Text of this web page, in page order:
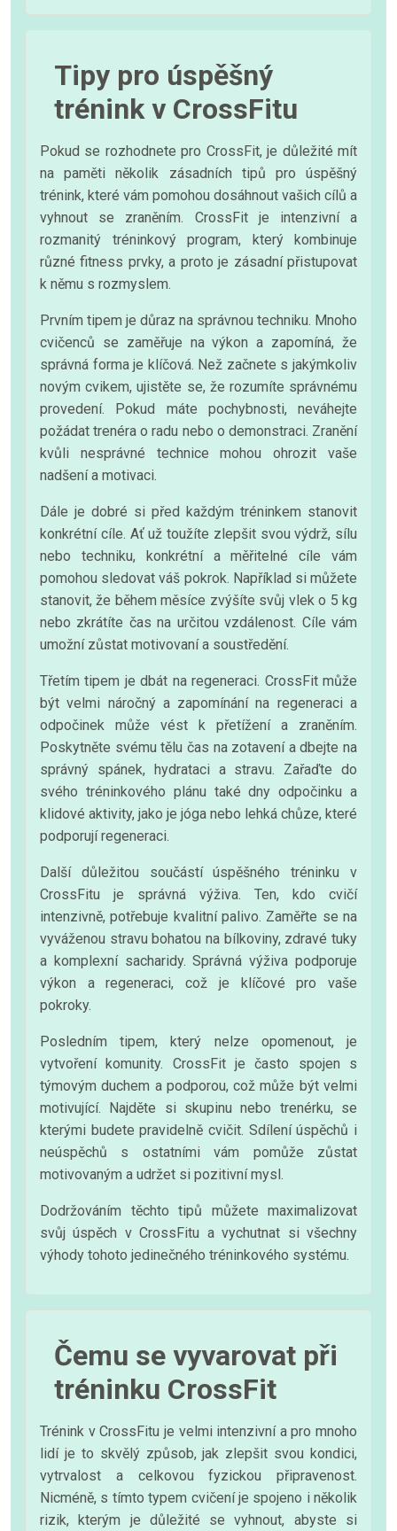
Tipy pro úspěšný
trénink v CrossFitu
Pokud se rozhodnete pro CrossFit, je důležité mít
na paměti několik zásadních tipů pro úspěšný
trénink, které vám pomohou dosáhnout vašich cílů a
vyhnout se zraněním. CrossFit je intenzivní a
rozmanitý tréninkový program, který kombinuje
různé fitness prvky, a proto je zásadní přistupovat
k němu s rozmyslem.
Prvním tipem je důraz na správnou techniku. Mnoho
cvičenců se zaměřuje na výkon a zapomíná, že
správná forma je klíčová. Než začnete s jakýmkoliv
novým cvikem, ujistěte se, že rozumíte správnému
provedení. Pokud máte pochybnosti, neváhejte
požádat trenéra o radu nebo o demonstraci. Zranění
kvůli nesprávné technice mohou ohrozit vaše
nadšení a motivaci.
Dále je dobré si před každým tréninkem stanovit
konkrétní cíle. Ať už toužíte zlepšit svou výdrž, sílu
nebo techniku, konkrétní a měřitelné cíle vám
pomohou sledovat váš pokrok. Například si můžete
stanovit, že během měsíce zvýšíte svůj vlek o 5 kg
nebo zkrátíte čas na určitou vzdálenost. Cíle vám
umožní zůstat motivovaní a soustředění.
Třetím tipem je dbát na regeneraci. CrossFit může
být velmi náročný a zapomínání na regeneraci a
odpočinek může vést k přetížení a zraněním.
Poskytněte svému tělu čas na zotavení a dbejte na
správný spánek, hydrataci a stravu. Zařaďte do
svého tréninkového plánu také dny odpočinku a
klidové aktivity, jako je jóga nebo lehká chůze, které
podporují regeneraci.
Další důležitou součástí úspěšného tréninku v
CrossFitu je správná výživa. Ten, kdo cvičí
intenzivně, potřebuje kvalitní palivo. Zaměřte se na
vyváženou stravu bohatou na bílkoviny, zdravé tuky
a komplexní sacharidy. Správná výživa podporuje
výkon a regeneraci, což je klíčové pro vaše
pokroky.
Posledním tipem, který nelze opomenout, je
vytvoření komunity. CrossFit je často spojen s
týmovým duchem a podporou, což může být velmi
motivující. Najděte si skupinu nebo trenérku, se
kterými budete pravidelně cvičit. Sdílení úspěchů i
neúspěchů s ostatními vám pomůže zůstat
motivovaným a udržet si pozitivní mysl.
Dodržováním těchto tipů můžete maximalizovat
svůj úspěch v CrossFitu a vychutnat si všechny
výhody tohoto jedinečného tréninkového systému.
Čemu se vyvarovat při
tréninku CrossFit
Trénink v CrossFitu je velmi intenzivní a pro mnoho
lidí je to skvělý způsob, jak zlepšit svou kondici,
vytrvalost a celkovou fyzickou připravenost.
Nicméně, s tímto typem cvičení je spojeno i několik
rizik, kterým je důležité se vyhnout, abyste si